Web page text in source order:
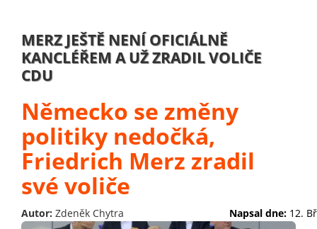
MERZ JEŠTĚ NENÍ OFICIÁLNĚ
KANCLÉŘEM A UŽ ZRADIL VOLIČE
CDU
Německo se změny
politiky nedočká,
Friedrich Merz zradil
své voliče
Autor: Zdeněk Chytra Napsal dne: 12.